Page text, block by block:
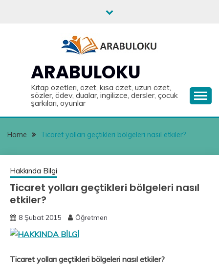
ARABULOKU
Kitap özetleri, özet, kısa özet, uzun özet,
sözler, ödev, dualar, ingilizce, dersler, çocuk
şarkıları, oyunlar
Home Ticaret yolları geçtikleri bölgeleri nasıl etkiler?
Hakkında Bilgi
Ticaret yolları geçtikleri bölgeleri nasıl
etkiler?
8 Şubat 2015 Öğretmen
Ticaret yolları geçtikleri bölgeleri nasıl etkiler?